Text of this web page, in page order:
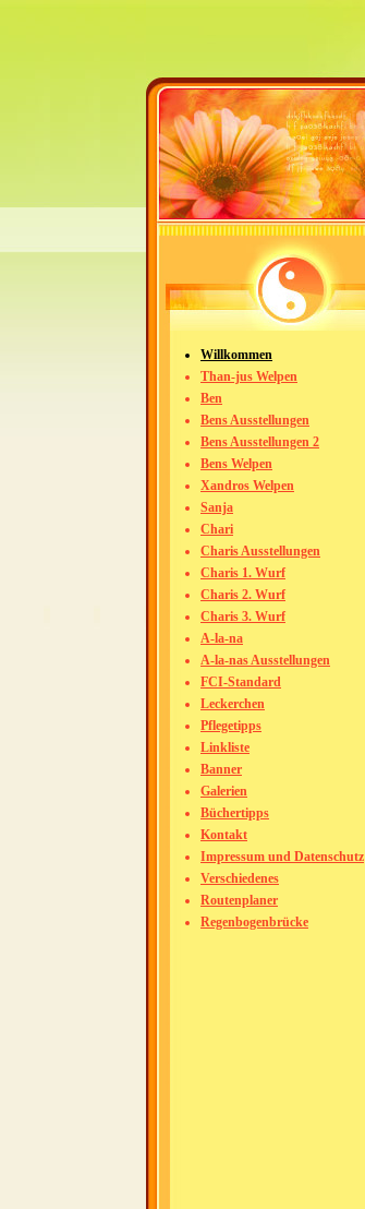
Willkommen
Than-jus Welpen
Ben
Bens Ausstellungen
Bens Ausstellungen 2
Bens Welpen
Xandros Welpen
Sanja
Chari
Charis Ausstellungen
Charis 1. Wurf
Charis 2. Wurf
Charis 3. Wurf
A-la-na
A-la-nas Ausstellungen
FCI-Standard
Leckerchen
Pflegetipps
Linkliste
Banner
Galerien
Büchertipps
Kontakt
Impressum und Datenschutz
Verschiedenes
Routenplaner
Regenbogenbrücke